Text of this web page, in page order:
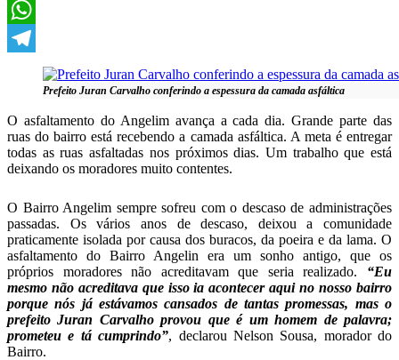
X
WhatsApp
Telegram
Prefeito Juran Carvalho conferindo a espessura da camada asfáltica
O asfaltamento do Angelim avança a cada dia. Grande parte das
ruas do bairro está recebendo a camada asfáltica. A meta é entregar
todas as ruas asfaltadas nos próximos dias. Um trabalho que está
deixando os moradores muito contentes.
O Bairro Angelim sempre sofreu com o descaso de administrações
passadas. Os vários anos de descaso, deixou a comunidade
praticamente isolada por causa dos buracos, da poeira e da lama. O
asfaltamento do Bairro Angelin era um sonho antigo, que os
próprios moradores não acreditavam que seria realizado. “Eu
mesmo não acreditava que isso ia acontecer aqui no nosso bairro
porque nós já estávamos cansados de tantas promessas, mas o
prefeito Juran Carvalho provou que é um homem de palavra;
prometeu e tá cumprindo”, declarou Nelson Sousa, morador do
Bairro.